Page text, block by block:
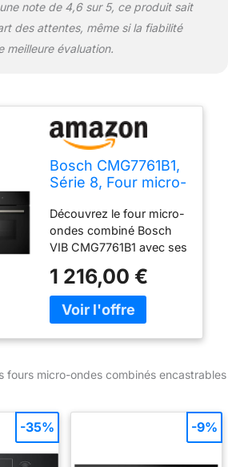
ondes à distance grâce à
Home Connect et
l'assistant à commande
parfaits à chaque fois
sans tracas.
note de 4,6 sur 5, ce produit sait
des attentes, même si la fiabilité
meilleure évaluation.
Bosch CMG7761B1,
Série 8, Four micro-
Encastrable, Noir
Découvrez le four micro-
ondes combiné Bosch
VIB CMG7761B1 avec ses
incluant hotair 4D,
convection naturelle, gril
air pulsé, et fonction Air
toutes vos recettes.
maximale de 900 W et
des 5 niveaux de
1 216,00 €
fours micro-ondes combinés encastrables
-35% -9%